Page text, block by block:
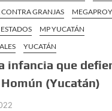
GRANJAS
MP YUCATÁN
YUCATÁN
infancia que
(Yucatán)